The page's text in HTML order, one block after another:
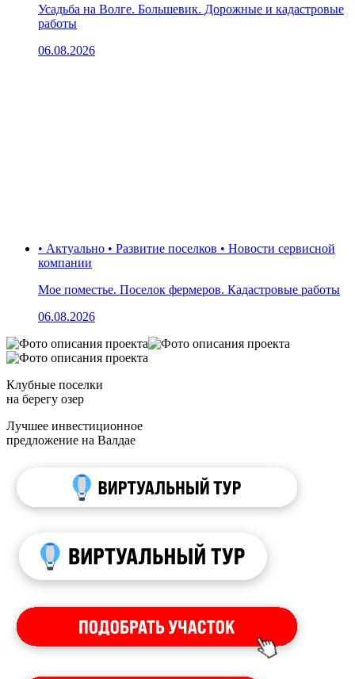
Усадьба на Волге. Большевик. Дорожные и кадастровые
работы
06.08.2026
• Актуально • Развитие поселков • Новости сервисной
компании
Мое поместье. Поселок фермеров. Кадастровые работы
06.08.2026
Клубные поселки
на берегу озер
Лучшее инвестиционное
предложение на Валдае